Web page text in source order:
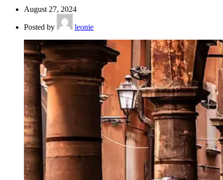
August 27, 2024
Posted by leonie